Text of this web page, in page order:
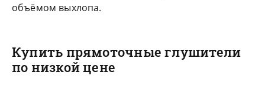
объёмом выхлопа.
Купить прямоточные глушители
по низкой цене